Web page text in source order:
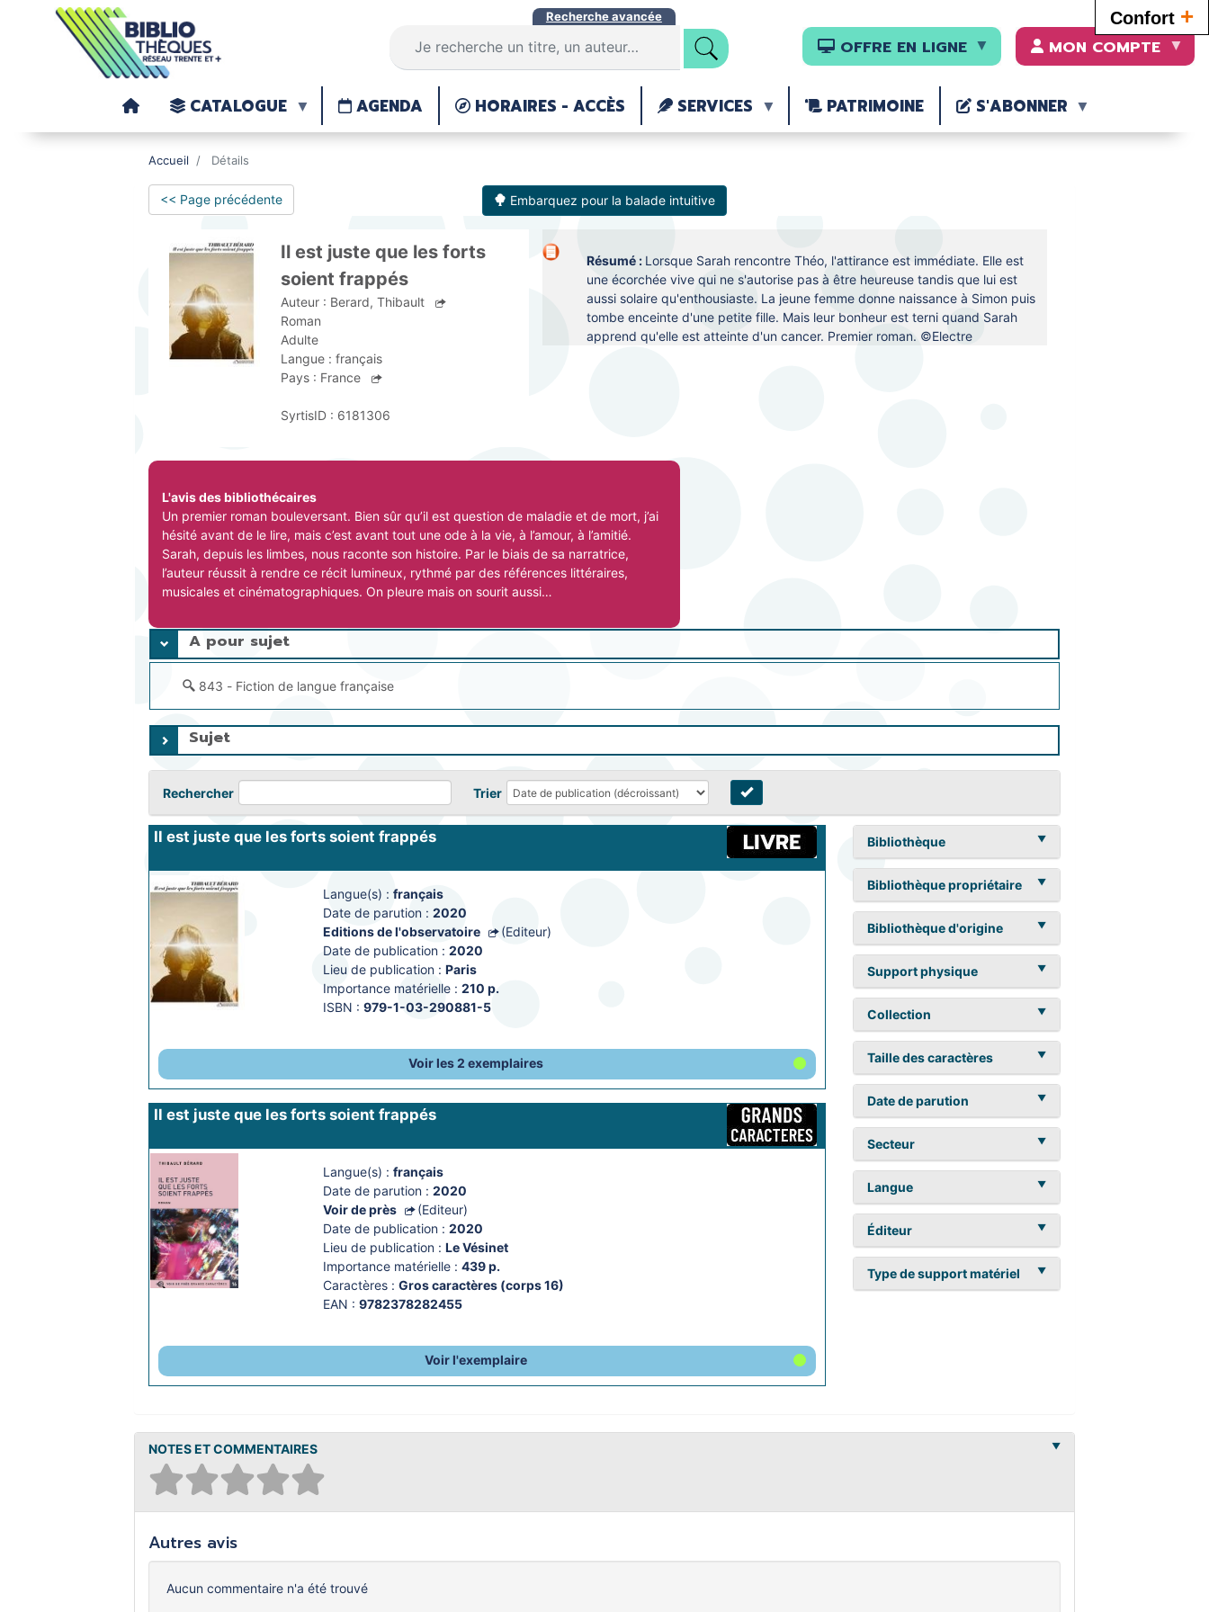
Confort +
Aller
contenu
principal
Recherche avancée
OFFRE EN LIGNE MON COMPTE
CATALOGUE AGENDA HORAIRES - ACCÈS SERVICES PATRIMOINE S'ABONNER
Accueil Détails
Embarquez pour la balade intuitive
<< Page précédente
Il est juste que les forts
soient frappés
Auteur : Berard, Thibault
Roman
Adulte
Langue : français
Pays : France
SyrtisID : 6181306
Résumé : Lorsque Sarah rencontre Théo, l'attirance est immédiate. Elle est
une écorchée vive qui ne s'autorise pas à être heureuse tandis que lui est
aussi solaire qu'enthousiaste. La jeune femme donne naissance à Simon puis
tombe enceinte d'une petite fille. Mais leur bonheur est terni quand Sarah
apprend qu'elle est atteinte d'un cancer. Premier roman. ©Electre
L'avis des bibliothécaires
Un premier roman bouleversant. Bien sûr qu’il est question de maladie et de mort, j’ai
hésité avant de le lire, mais c’est avant tout une ode à la vie, à l’amour, à l’amitié.
Sarah, depuis les limbes, nous raconte son histoire. Par le biais de sa narratrice,
l’auteur réussit à rendre ce récit lumineux, rythmé par des références littéraires,
musicales et cinématographiques. On pleure mais on sourit aussi…
A pour sujet
843 - Fiction de langue française
Sujet
Rechercher Trier
Il est juste que les forts soient frappés
Langue(s) : français
Date de parution : 2020
Editions de l'observatoire
(Editeur)
Date de publication : 2020
Lieu de publication : Paris
Importance matérielle : 210 p.
ISBN : 979-1-03-290881-5
Voir les 2 exemplaires
Il est juste que les forts soient frappés
Langue(s) : français
Date de parution : 2020
Voir de près
(Editeur)
Date de publication : 2020
Lieu de publication : Le Vésinet
Importance matérielle : 439 p.
Caractères : Gros caractères (corps 16)
EAN : 9782378282455
Voir l'exemplaire
Bibliothèque
Bibliothèque propriétaire
Bibliothèque d'origine
Support physique
Collection
Taille des caractères
Date de parution
Secteur
Langue
Éditeur
Type de support matériel
NOTES ET COMMENTAIRES
Autres avis
Aucun commentaire n'a été trouvé